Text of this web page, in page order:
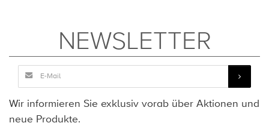
NEWSLETTER
Wir informieren Sie exklusiv vorab über Aktionen und
neue Produkte.